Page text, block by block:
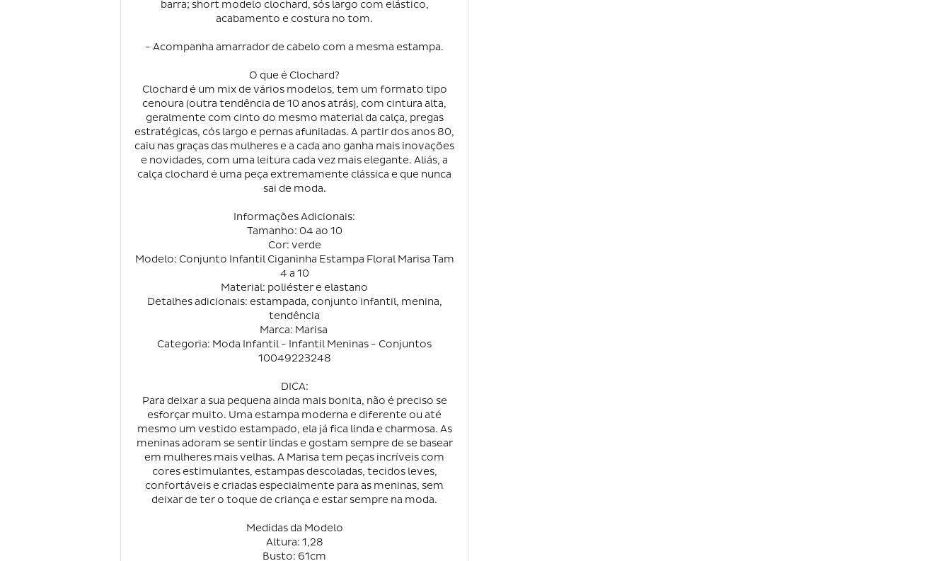
barra; short modelo clochard, sós largo com elástico,
acabamento e costura no tom.
- Acompanha amarrador de cabelo com a mesma estampa.
O que é Clochard?
Clochard é um mix de vários modelos, tem um formato tipo
cenoura (outra tendência de 10 anos atrás), com cintura alta,
geralmente com cinto do mesmo material da calça, pregas
estratégicas, cós largo e pernas afuniladas. A partir dos anos 80,
caiu nas graças das mulheres e a cada ano ganha mais inovações
e novidades, com uma leitura cada vez mais elegante. Aliás, a
calça clochard é uma peça extremamente clássica e que nunca
sai de moda.
Informações Adicionais:
Tamanho: 04 ao 10
Cor: verde
Modelo: Conjunto Infantil Ciganinha Estampa Floral Marisa Tam
4 a 10
Material: poliéster e elastano
Detalhes adicionais: estampada, conjunto infantil, menina,
tendência
Marca: Marisa
Categoria: Moda Infantil - Infantil Meninas - Conjuntos
10049223248
DICA:
Para deixar a sua pequena ainda mais bonita, não é preciso se
esforçar muito. Uma estampa moderna e diferente ou até
mesmo um vestido estampado, ela já fica linda e charmosa. As
meninas adoram se sentir lindas e gostam sempre de se basear
em mulheres mais velhas. A Marisa tem peças incríveis com
cores estimulantes, estampas descoladas, tecidos leves,
confortáveis e criadas especialmente para as meninas, sem
deixar de ter o toque de criança e estar sempre na moda.
Medidas da Modelo
Altura: 1,28
Busto: 61cm